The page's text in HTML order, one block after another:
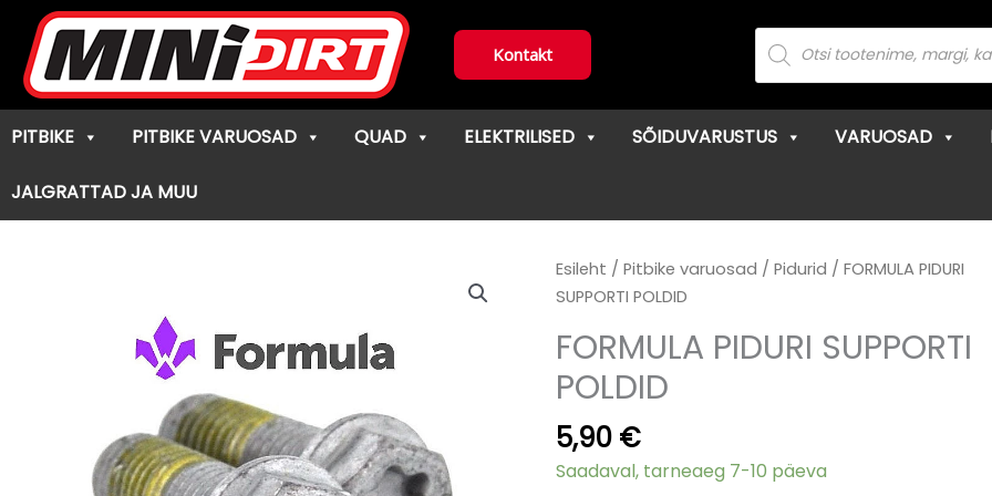
content
Kontakt
Products
search
PITBIKE PITBIKE VARUOSAD QUAD ELEKTRILISED SÕIDUVARUSTUS VARUOSAD
JALGRATTAD JA MUU
Esileht / Pitbike varuosad / Pidurid / FORMULA PIDURI
SUPPORTI POLDID
FORMULA PIDURI SUPPORTI
POLDID
5,90 €
Saadaval, tarneaeg 7-10 päeva
FORMULA
PIDURI
POLDID
kogus